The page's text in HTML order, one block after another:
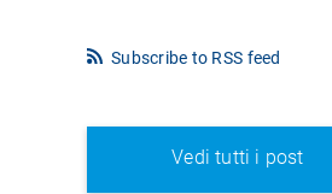
Subscribe to RSS feed
Vedi tutti i post